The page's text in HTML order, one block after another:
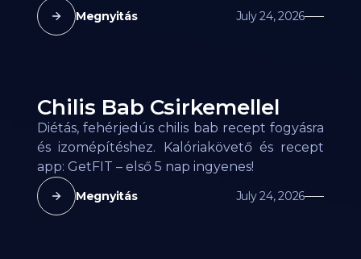
Megnyitás July 24, 2026
Chilis Bab Csirkemellel
Diétás, fehérjedús chilis bab recept fogyásra
és izomépítéshez. Kalóriakövető és recept
app: GetFIT – első 5 nap ingyenes!
Megnyitás July 24, 2026